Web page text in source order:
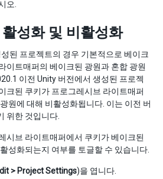
오.
성화 및 비활성화
된 프로젝트의 경우 기본적으로 베이크
이트매퍼의 베이크된 광원과 혼합 광원
이전 Unity 버전에서 생성된 프로젝
크된 쿠키가 프로그레시브 라이트매퍼
원에 대해 비활성화됩니다. 이는 이전 버
위한 것입니다.
시브 라이트매퍼에서 쿠키가 베이크된
성화되는지 여부를 토글할 수 있습니다.
> Project Settings)을 엽니다.